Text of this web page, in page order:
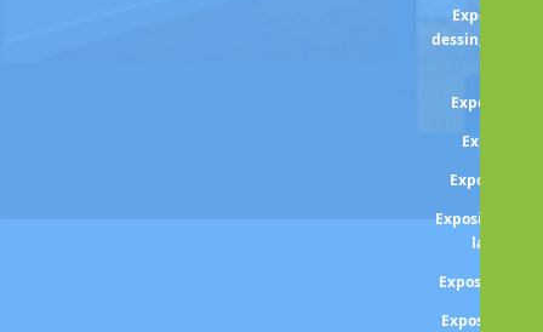
Exposition
dessin,
Exposition
Exposition
Exposition
Exposition
la
Exposition
Exposition